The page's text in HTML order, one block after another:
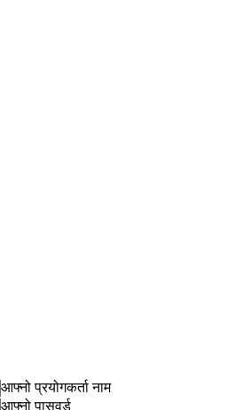
आफ्नो प्रयोगकर्ता नाम
आफ्नो पासवर्ड